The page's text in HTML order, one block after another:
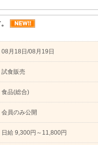
08月18日/08月19日
試食販売
食品(総合)
会員のみ公開
日給 9,300円～11,800円